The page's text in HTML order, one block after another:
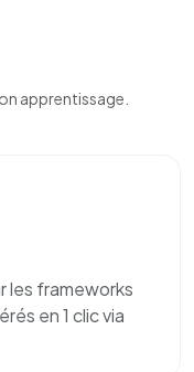
apprentissage.
les frameworks
en 1 clic via